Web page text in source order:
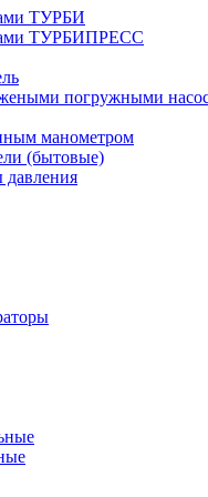
ТУРБИ
ТУРБИПРЕСС
погружными
манометром
(бытовые)
давления